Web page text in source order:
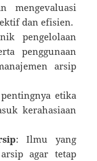
mengevaluasi
dan efisien.
pengelolaan
penggunaan
arsip
etika
kerahasiaan
: Ilmu yang
agar tetap